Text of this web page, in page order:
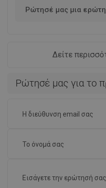
Ρώτησέ μας μια
Δείτε
Ρώτησέ μας για το